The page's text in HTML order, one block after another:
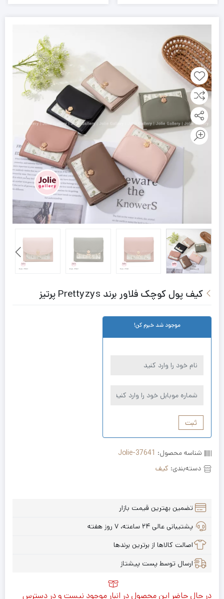
کیف پول کوچک فلاور برند Prettyzys پرتیز
موجود شد خبرم کن!
ثبت
شناسه محصول: Jolie-37641
دسته‌بندی: کیف
تضمین بهترین قیمت بازار
پشتیبانی عالی ۲۴ ساعته، ۷ روز هفته
اصالت کالاها از برترین برندها
ارسال توسط پست پیشتاز
در حال حاضر این محصول در انبار موجود نیست و در دسترس